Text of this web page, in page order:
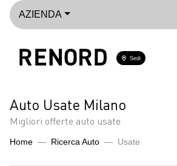
AZIENDA
Sedi
Auto Usate Milano
Migliori offerte auto usate
Home Ricerca Auto Usate